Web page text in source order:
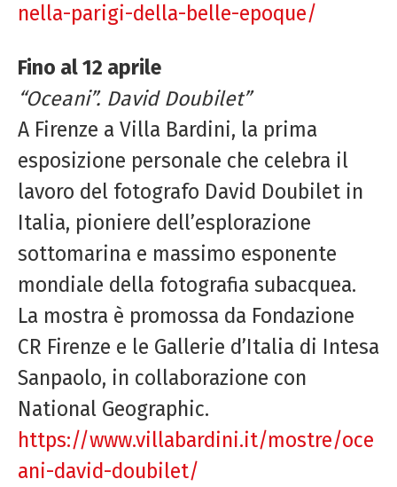
nella-parigi-della-belle-epoque/
Fino al 12 aprile
“Oceani”. David Doubilet”
A Firenze a Villa Bardini, la prima
esposizione personale che celebra il
lavoro del fotografo David Doubilet in
Italia, pioniere dell’esplorazione
sottomarina e massimo esponente
mondiale della fotografia subacquea.
La mostra è promossa da Fondazione
CR Firenze e le Gallerie d’Italia di Intesa
Sanpaolo, in collaborazione con
National Geographic.
https://www.villabardini.it/mostre/oce
ani-david-doubilet/